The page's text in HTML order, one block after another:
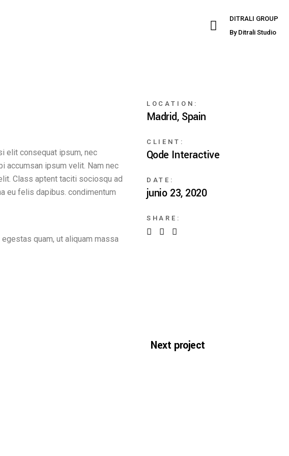
DITRALI GROUP
By Ditrali Studio
elit consequat ipsum, nec
accumsan ipsum velit. Nam nec
Class aptent taciti sociosqu ad
eu felis dapibus. condimentum
quam, ut aliquam massa
LOCATION:
Madrid, Spain
CLIENT:
Qode Interactive
DATE:
junio 23, 2020
SHARE:
Next project